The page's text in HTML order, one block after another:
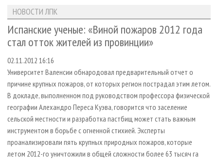
ЛЕСОЗАГОТОВКА
ЛЕСОПИЛЕНИЕ
СУШКА ДРЕВЕСИНЫ
ПРОИЗВОДСТВО ДРЕВЕСНЫХ ПЛИТ
ДЕРЕВЯННОЕ ДОМОСТРОЕНИЕ
ПРОИЗВОДСТВО МЕБЕЛИ
БИОЭНЕРГЕТИКА
ЦБП
НОВОСТИ ЛПК
НОВОСТИ ЖУРНАЛА
ПРОЕКТЫ ЛПИ
АНАЛИТИКА
ПРЕДПРИЯТИЯ ЛПК
ПЕРСОНЫ
МОБИЛЬНЫЕ ВЫСТАВКИ
ОФИЦИАЛЬНЫЕ ДЕЛЕГАЦИИ
ПРИОРИТЕТНЫЕ ИНВЕСТПРОЕКТЫ
RUSSIAN FORESTRY REVIEW
ГАЗЕТА ЛЕСПРОМФОРУМ
АРХИВ ЖУРНАЛОВ
СТАТЬИ
О ЖУРНАЛЕ
ПОДПИСКА
КОНТАКТЫ
РЕКЛАМОДАТЕЛЯМ
РЕКЛАМА
РЕКЛАМА НА САЙТЕ
НОВОСТИ ЛПК
Испанские ученые: «Виной пожаров 2012 года
стал отток жителей из провинции»
02.11.2012 16:16
Университет Валенсии обнародовал предварительный отчет о
причине крупных пожаров, от которых регион пострадал этим летом.
В докладе, выполненном под руководством профессора физической
географии Алехандро Переса Куэва, говорится что заселение
сельской местности и разработка пастбищ может стать важным
инструментом в борьбе с огненной стихией. Эксперты
проанализировали пять крупных природных пожаров, которые
летом 2012-го уничтожили в общей сложности более 63 тысяч га